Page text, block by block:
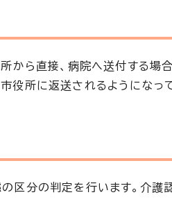
から直接、病院へ送付する場
役所に返送されるようになって
区分の判定を行います。介護